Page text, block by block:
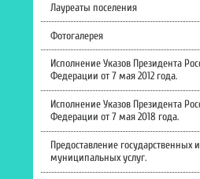
Лауреаты поселения
Фотогалерея
Исполнение Указов Президента
Федерации от 7 мая 2012 года.
Исполнение Указов Президента
Федерации от 7 мая 2018 года.
Предоставление государственных и
муниципальных услуг.